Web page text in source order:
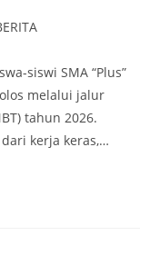
siswi SMA “Plus”
melalui jalur
tahun 2026.
kerja keras,…